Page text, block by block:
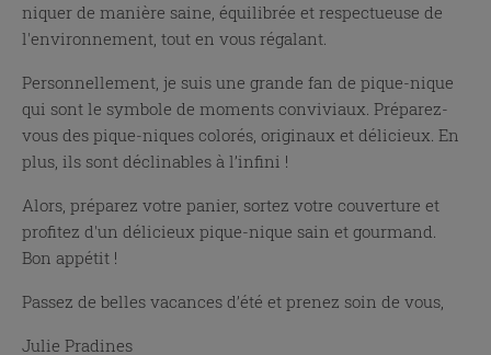
niquer de manière saine, équilibrée et respectueuse de
l'environnement, tout en vous régalant.
Personnellement, je suis une grande fan de pique-nique
qui sont le symbole de moments conviviaux. Préparez-
vous des pique-niques colorés, originaux et délicieux. En
plus, ils sont déclinables à l’infini !
Alors, préparez votre panier, sortez votre couverture et
profitez d'un délicieux pique-nique sain et gourmand.
Bon appétit !
Passez de belles vacances d’été et prenez soin de vous,
Julie Pradines